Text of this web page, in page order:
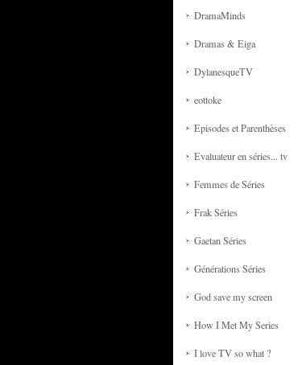
DramaMinds
Dramas & Eiga
DylanesqueTV
eottoke
Episodes et Parenthèses
Evaluateur en séries... tv
Femmes de Séries
Frak Séries
Gaetan Séries
Générations Séries
God save my screen
How I Met My Series
I love TV so what ?